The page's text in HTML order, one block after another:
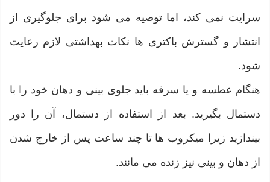
سرایت نمی کند، اما توصیه می شود برای جلوگیری از
انتشار و گسترش باکتری ها نکات بهداشتی لازم رعایت
شود.
هنگام عطسه و یا سرفه باید جلوی بینی و دهان خود را با
دستمال بگیرید. بعد از استفاده از دستمال، آن را دور
بیندازید زیرا میکروب ها تا چند ساعت پس از خارج شدن
از دهان و بینی نیز زنده می مانند.